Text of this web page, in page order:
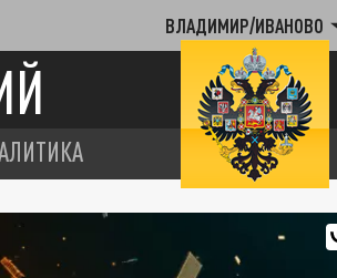
ВЛАДИМИР/ИВАНОВО